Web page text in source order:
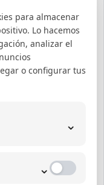
de
los
pueden
definir
para almacenar
Lo hacemos
analizar el
o configurar tus
⌄
⌄